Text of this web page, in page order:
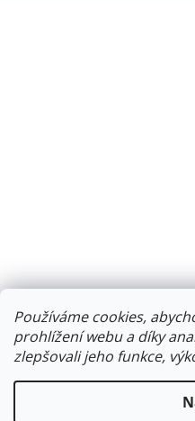
Používáme cookies,
prohlížení webu a díky
zlepšovali jeho funkce,